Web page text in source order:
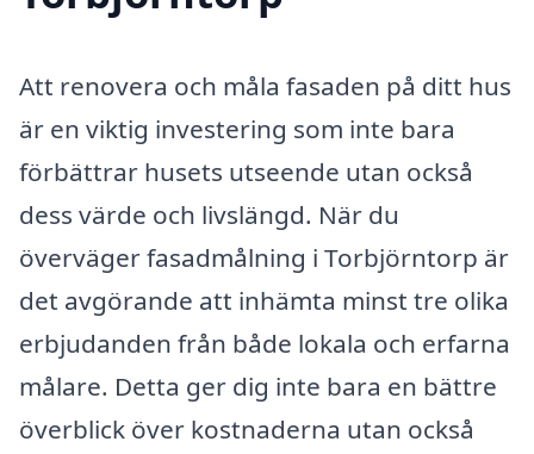
Att renovera och måla fasaden på ditt hus
är en viktig investering som inte bara
förbättrar husets utseende utan också
dess värde och livslängd. När du
överväger fasadmålning i Torbjörntorp är
det avgörande att inhämta minst tre olika
erbjudanden från både lokala och erfarna
målare. Detta ger dig inte bara en bättre
överblick över kostnaderna utan också